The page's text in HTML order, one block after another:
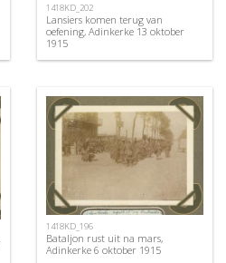
1418KD_202
Lansiers komen terug van
oefening, Adinkerke 13 oktober
1915
1418KD_196
Bataljon rust uit na mars,
Adinkerke 6 oktober 1915